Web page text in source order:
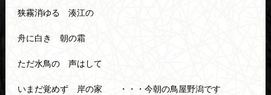
狭霧消ゆる 湊江の
舟に白き 朝の霜
ただ水鳥の 声はして
いまだ覚めず 岸の家 ・・・今朝の鳥屋野潟です